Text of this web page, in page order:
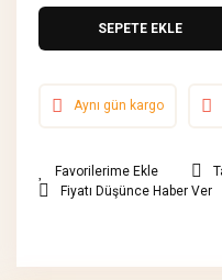
SEPETE EKLE
Aynı gün kargo
Fiyatı Düşünce Haber Ver